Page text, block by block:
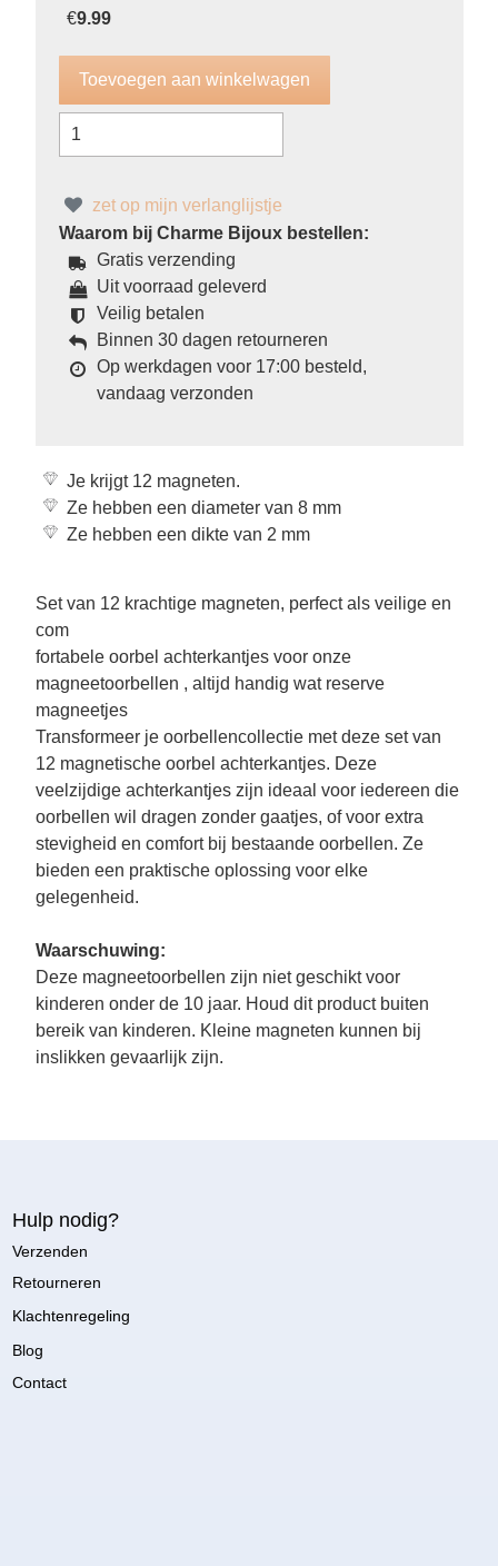
€9.99
zet op mijn verlanglijstje
Waarom bij Charme Bijoux bestellen:
Gratis verzending
Uit voorraad geleverd
Veilig betalen
Binnen 30 dagen retourneren
Op werkdagen voor 17:00 besteld,
vandaag verzonden
Je krijgt 12 magneten.
Ze hebben een diameter van 8 mm
Ze hebben een dikte van 2 mm
Set van 12 krachtige magneten, perfect als veilige en
com
fortabele oorbel achterkantjes voor onze
magneetoorbellen , altijd handig wat reserve
magneetjes
Transformeer je oorbellencollectie met deze set van
12 magnetische oorbel achterkantjes. Deze
veelzijdige achterkantjes zijn ideaal voor iedereen die
oorbellen wil dragen zonder gaatjes, of voor extra
stevigheid en comfort bij bestaande oorbellen. Ze
bieden een praktische oplossing voor elke
gelegenheid.
Waarschuwing:
Deze magneetoorbellen zijn niet geschikt voor
kinderen onder de 10 jaar. Houd dit product buiten
bereik van kinderen. Kleine magneten kunnen bij
inslikken gevaarlijk zijn.
Hulp nodig?
Verzenden
Retourneren
Klachtenregeling
Blog
Contact